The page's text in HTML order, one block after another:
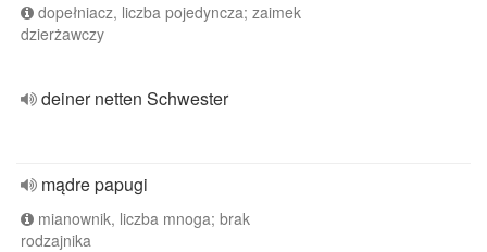
dopełniacz, liczba pojedyncza; zaimek
dzierżawczy
deiner netten Schwester
mądre papugi
mianownik, liczba mnoga; brak
rodzajnika